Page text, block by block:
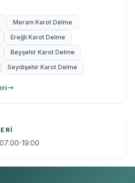
Meram Karot Delme
Ereğli Karot Delme
Beyşehir Karot Delme
Seydişehir Karot Delme
19:00